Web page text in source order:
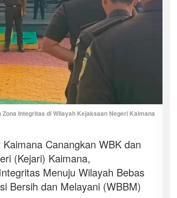
Integritas di Wilayah Kejaksaan Negeri Kaimana
Kaimana Canangkan WBK dan
(Kejari) Kaimana,
Menuju Wilayah Bebas
Bersih dan Melayani (WBBM)